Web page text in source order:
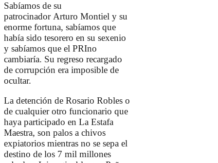
Sabíamos de su
patrocinadorArturo Montiel y su
enorme fortuna, sabíamos que
había sido tesorero en su sexenio
y sabíamos que el PRIno
cambiaría. Su regreso recargado
de corrupción era imposible de
ocultar.
La detención de Rosario Robles o
de cualquier otro funcionario que
haya participado en La Estafa
Maestra, son palos a chivos
expiatorios mientras no se sepa el
destino de los 7 mil millones